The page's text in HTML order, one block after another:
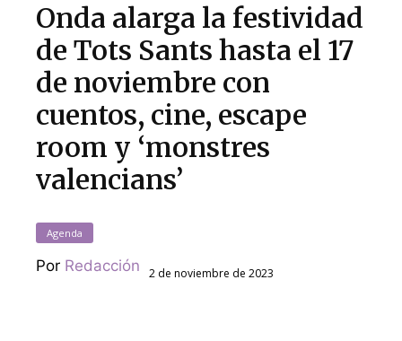
Onda alarga la festividad
de Tots Sants hasta el 17
de noviembre con
cuentos, cine, escape
room y ‘monstres
valencians’
Agenda
Por Redacción 2 de noviembre de 2023